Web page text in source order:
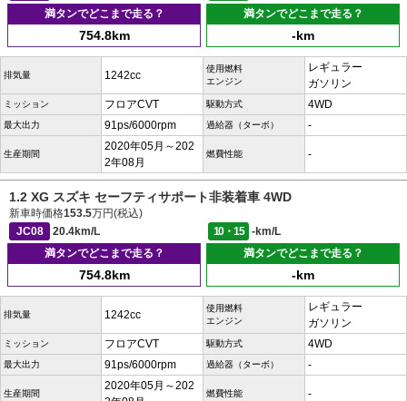
満タンでどこまで走る？
754.8km
満タンでどこまで走る？
-km
排気量 1242cc
使用燃料
エンジン
レギュラー
ガソリン
ミッション フロアCVT 駆動方式 4WD
最大出力 91ps/6000rpm 過給器（ターボ） -
生産期間
2020年05月～202
2年08月
燃費性能 -
1.2 XG スズキ セーフティサポート非装着車 4WD
新車時価格153.5万円(税込)
JC08
20.4km/L 10・15
-km/L
満タンでどこまで走る？
754.8km
満タンでどこまで走る？
-km
排気量 1242cc
使用燃料
エンジン
レギュラー
ガソリン
ミッション フロアCVT 駆動方式 4WD
最大出力 91ps/6000rpm 過給器（ターボ） -
生産期間
2020年05月～202
燃費性能 -